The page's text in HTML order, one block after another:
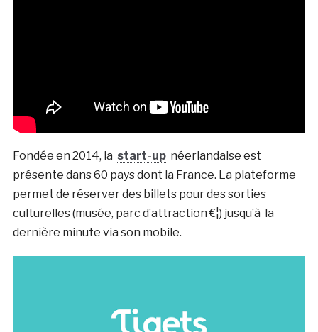
Fondée en 2014, la start-upnéerlandaise est
présente dans 60 pays dont la France. La plateforme
permet de réserver des billets pour des sorties
culturelles (musée, parc d’attraction €¦) jusqu’à la
dernière minute via son mobile.